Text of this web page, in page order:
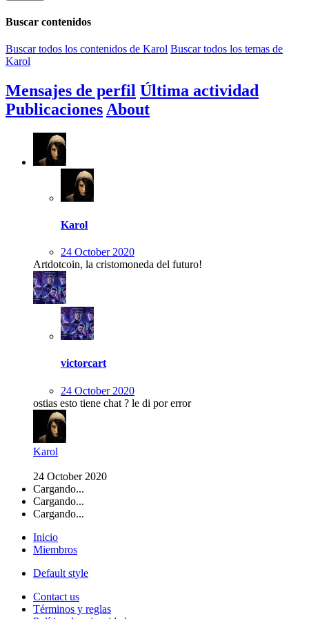
Buscar contenidos
Buscar todos los contenidos de Karol Buscar todos los temas de
Karol
Mensajes de perfil Última actividad
Publicaciones About
Karol
24 October 2020
Artdotcoin, la cristomoneda del futuro!
victorcart
24 October 2020
ostias esto tiene chat ? le di por error
Karol
24 October 2020
Cargando...
Cargando...
Cargando...
Inicio
Miembros
Default style
Contact us
Términos y reglas